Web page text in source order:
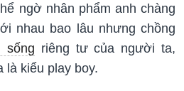
ngờ nhân phẩm anh chàng
nhau bao lâu nhưng chồng
sống riêng tư của người ta,
là kiểu play boy.